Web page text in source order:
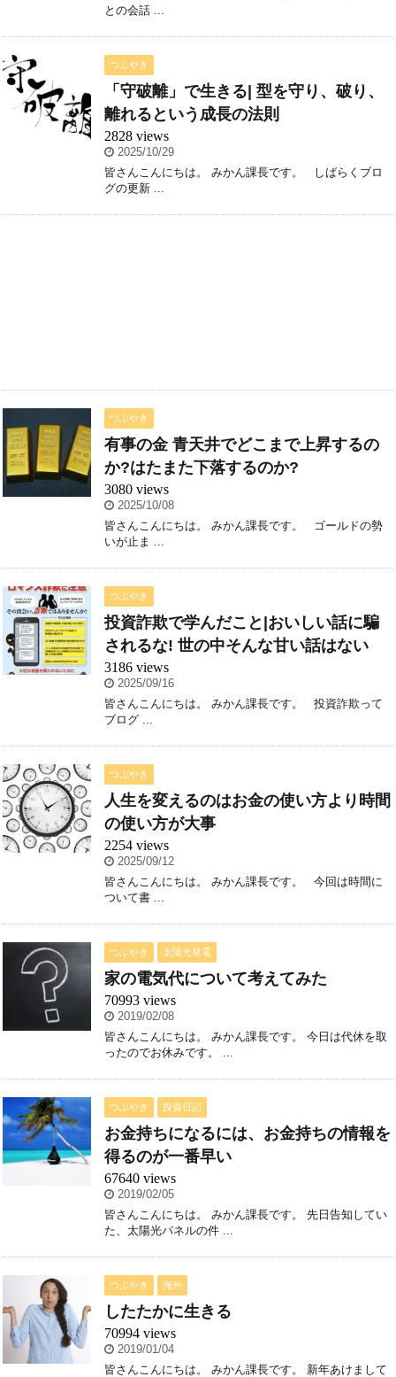
との会話 ...
つぶやき
「守破離」で生きる| 型を守り、破り、
離れるという成長の法則
2828 views
2025/10/29
皆さんこんにちは。 みかん課長です。 しばらくブロ
グの更新 ...
つぶやき
有事の金 青天井でどこまで上昇するの
か?はたまた下落するのか?
3080 views
2025/10/08
皆さんこんにちは。 みかん課長です。 ゴールドの勢
いが止ま ...
つぶやき
投資詐欺で学んだこと|おいしい話に騙
されるな! 世の中そんな甘い話はない
3186 views
2025/09/16
皆さんこんにちは。 みかん課長です。 投資詐欺って
ブログ ...
つぶやき
人生を変えるのはお金の使い方より時間
の使い方が大事
2254 views
2025/09/12
皆さんこんにちは。 みかん課長です。 今回は時間に
ついて書 ...
つぶやき 太陽光発電
家の電気代について考えてみた
70993 views
2019/02/08
皆さんこんにちは。 みかん課長です。 今日は代休を取
ったのでお休みです。 ...
つぶやき 投資日記
お金持ちになるには、お金持ちの情報を
得るのが一番早い
67640 views
2019/02/05
皆さんこんにちは。 みかん課長です。 先日告知してい
た、太陽光パネルの件 ...
つぶやき 海外
したたかに生きる
70994 views
2019/01/04
皆さんこんにちは。 みかん課長です。 新年あけまして